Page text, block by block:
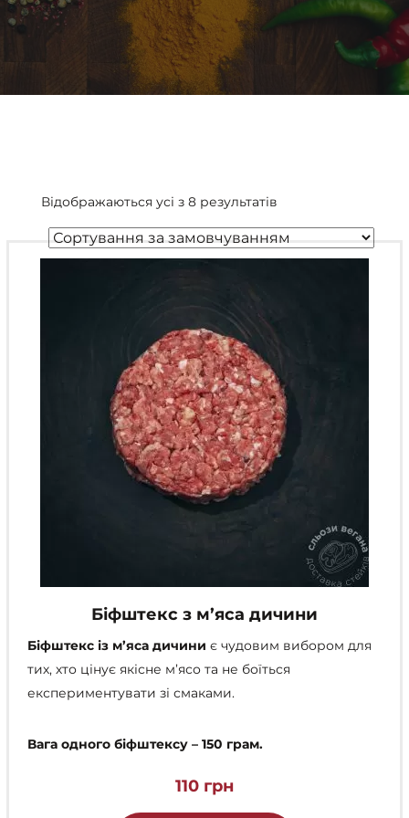
Відображаються усі з 8 результатів
Біфштекс з м’яса дичини
Біфштекс із м’яса дичини є чудовим вибором для
тих, хто цінує якісне м’ясо та не боїться
експериментувати зі смаками.
Вага одного біфштексу – 150 грам.
110 грн